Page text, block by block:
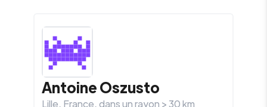
Antoine Oszusto
Lille, France, dans un rayon >30km